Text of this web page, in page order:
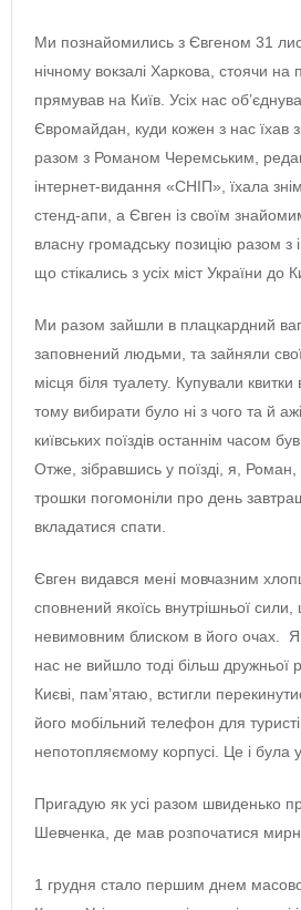
Ми познайомились з Євгеном 31
нічному вокзалі Харкова, стоячи на
прямував на Київ. Усіх нас
Євромайдан, куди кожен з нас їхав
разом з Романом Черемським,
інтернет-видання «СНІП», їхала
стенд-апи, а Євген із своїм
власну громадську позицію разом з
що стікались з усіх міст України до
Ми разом зайшли в плацкардний
заповнений людьми, та зайняли свої
місця біля туалету. Купували
тому вибирати було ні з чого та й
київських поїздів останнім часом
Отже, зібравшись у поїзді, я, Роман,
трошки погомоніли про день
вкладатися спати.
Євген видався мені мовчазним
сповнений якоїсь внутрішньої сили,
невимовним блиском в його очах.
нас не вийшло тоді більш дружньої
Києві, пам’ятаю, встигли
його мобільний телефон для
непотопляємому корпусі. Це і була
Пригадую як усі разом швиденько
Шевченка, де мав розпочатися
1 грудня стало першим днем